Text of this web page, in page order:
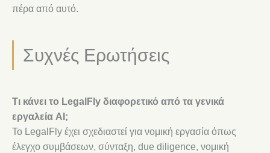
πέρα από αυτό.
Συχνές Ερωτήσεις
Τι κάνει το LegalFly διαφορετικό από τα γενικά
εργαλεία AI;
Το LegalFly έχει σχεδιαστεί για νομική εργασία όπως
έλεγχο συμβάσεων, σύνταξη, due diligence, νομική